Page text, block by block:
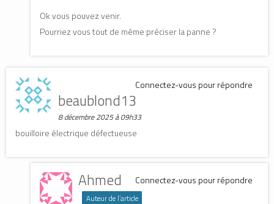
Ok vous pouvez venir.
Pourriez vous tout de même préciser la panne ?
Connectez-vous pour répondre
beaublond13
8 décembre 2025 à 09h33
bouilloire électrique défectueuse
Connectez-vous pour répondre
Ahmed
Auteur de l’article